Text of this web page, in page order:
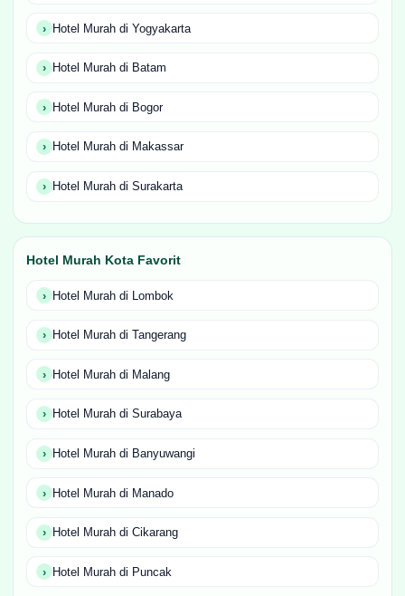
Hotel Murah di Yogyakarta
Hotel Murah di Batam
Hotel Murah di Bogor
Hotel Murah di Makassar
Hotel Murah di Surakarta
Hotel Murah Kota Favorit
Hotel Murah di Lombok
Hotel Murah di Tangerang
Hotel Murah di Malang
Hotel Murah di Surabaya
Hotel Murah di Banyuwangi
Hotel Murah di Manado
Hotel Murah di Cikarang
Hotel Murah di Puncak